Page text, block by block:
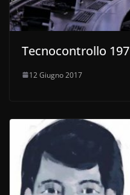
Tecnocontrollo 197
12 Giugno 2017